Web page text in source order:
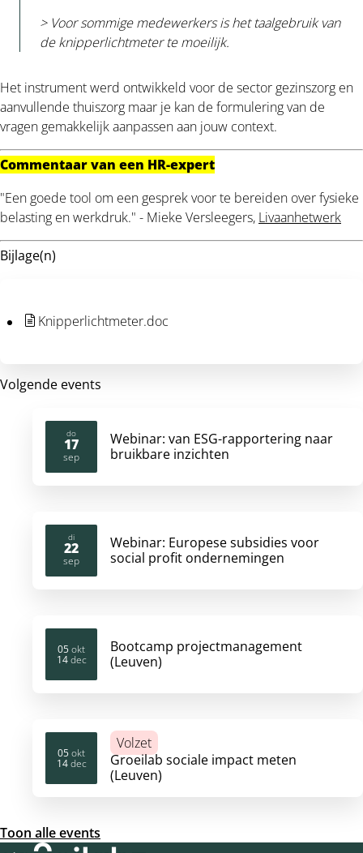
> Voor sommige medewerkers is het taalgebruik van
de knipperlichtmeter te moeilijk.
Het instrument werd ontwikkeld voor de sector gezinszorg en
aanvullende thuiszorg maar je kan de formulering van de
vragen gemakkelijk aanpassen aan jouw context.
Commentaar van een HR-expert
"Een goede tool om een gesprek voor te bereiden over fysieke
belasting en werkdruk." - Mieke Versleegers, Livaanhetwerk
Bijlage(n)
Knipperlichtmeter.doc
Volgende events
do
17
sep
2026
Webinar: van ESG-rapportering naar
bruikbare inzichten
di
22
sep
2026
Webinar: Europese subsidies voor
social profit ondernemingen
05okt
2026
14dec
2026
Bootcamp projectmanagement
(Leuven)
05okt
2026
14dec
2026
Volzet
Groeilab sociale impact meten
(Leuven)
Toon alle events